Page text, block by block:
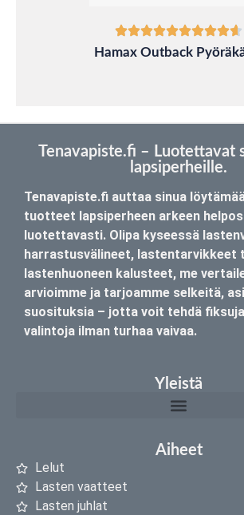
Hamax Outback
Tenavapiste.fi – Luotettavat
lapsiperheille.
Tenavapiste.fi auttaa sinua
tuotteet lapsiperheen arkeen
luotettavasti. Olipa kyseessä
harrastusvälineet, lastentarvikkeet
lastenhuoneen kalusteet, me
arvioimme ja tarjoamme selkeitä,
suosituksia – jotta voit tehdä
valintoja ilman turhaa vaivaa.
Yleistä
Aiheet
Lelut
Lasten vaatteet
Lasten juhlat